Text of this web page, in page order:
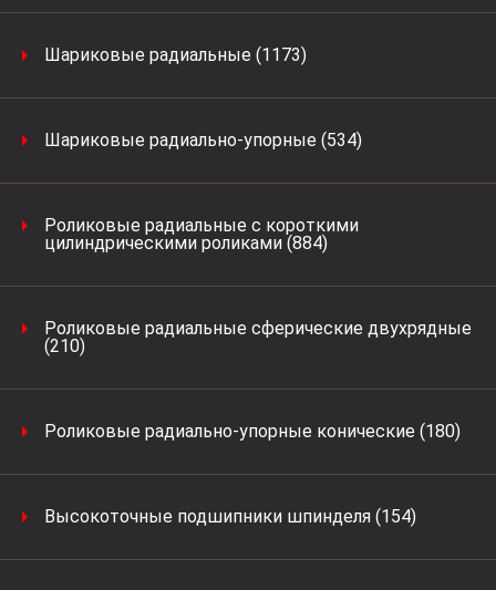
Шариковые радиальные (1173)
Шариковые радиально-упорные (534)
Роликовые радиальные с короткими
цилиндрическими роликами (884)
Роликовые радиальные сферические двухрядные
(210)
Роликовые радиально-упорные конические (180)
Высокоточные подшипники шпинделя (154)